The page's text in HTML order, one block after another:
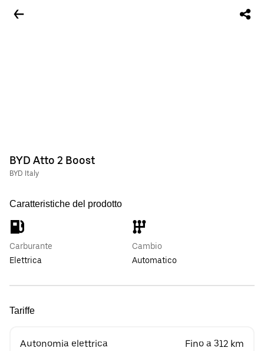
BYD Atto 2 Boost
BYD Italy
Caratteristiche del prodotto
Carburante
Elettrica
Cambio
Automatico
Tariffe
Autonomia elettrica Fino a 312 km